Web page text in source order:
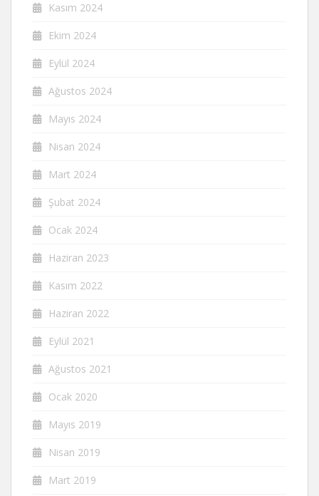
Kasım 2024
Ekim 2024
Eylül 2024
Ağustos 2024
Mayıs 2024
Nisan 2024
Mart 2024
Şubat 2024
Ocak 2024
Haziran 2023
Kasım 2022
Haziran 2022
Eylül 2021
Ağustos 2021
Ocak 2020
Mayıs 2019
Nisan 2019
Mart 2019